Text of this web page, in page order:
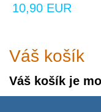
10,90 EUR
Váš košík
Váš košík je